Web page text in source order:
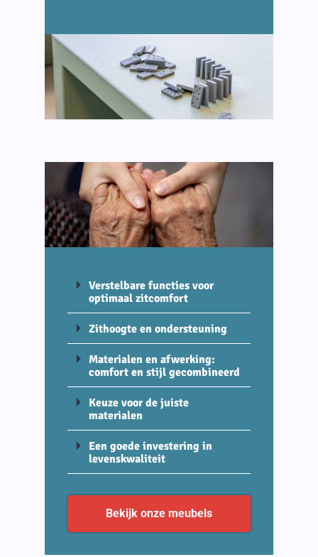
Verstelbare functies voor
optimaal zitcomfort
Zithoogte en ondersteuning
Materialen en afwerking:
comfort en stijl gecombineerd
Keuze voor de juiste
materialen
Een goede investering in
levenskwaliteit
Bekijk onze meubels